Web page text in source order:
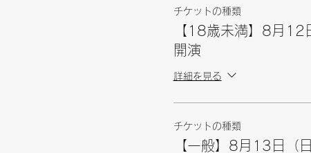
チケットの種類
【18歳未満】8月
開演
詳細を見る
チケットの種類
【一般】8月13日（